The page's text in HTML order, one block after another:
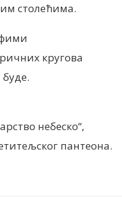
столећима.
кругова
небеско“,
пантеона.